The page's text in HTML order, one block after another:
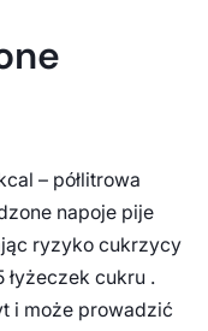
– półlitrowa
napoje pije
ryzyko cukrzycy
łyżeczek cukru .
i może prowadzić